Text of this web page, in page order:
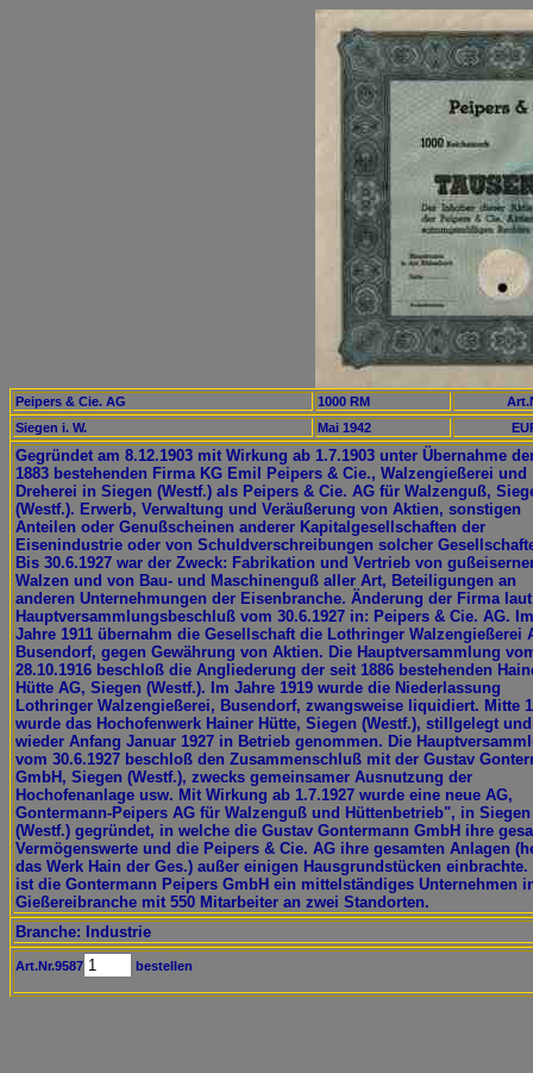
Peipers & Cie. AG 1000 RM
Siegen i. W.
Mai 1942
Gegründet am 8.12.1903 mit Wirkung ab 1.7.1903 unter Übernahme
1883 bestehenden Firma KG Emil Peipers & Cie., Walzengießerei und
Dreherei in Siegen (Westf.) als Peipers & Cie. AG für Walzenguß,
(Westf.). Erwerb, Verwaltung und Veräußerung von Aktien, sonstigen
Anteilen oder Genußscheinen anderer Kapitalgesellschaften der
Eisenindustrie oder von Schuldverschreibungen solcher
Bis 30.6.1927 war der Zweck: Fabrikation und Vertrieb von
Walzen und von Bau- und Maschinenguß aller Art, Beteiligungen an
anderen Unternehmungen der Eisenbranche. Änderung der Firma laut
Hauptversammlungsbeschluß vom 30.6.1927 in: Peipers & Cie. AG. Im
Jahre 1911 übernahm die Gesellschaft die Lothringer Walzengießerei
Busendorf, gegen Gewährung von Aktien. Die Hauptversammlung
28.10.1916 beschloß die Angliederung der seit 1886 bestehenden
Hütte AG, Siegen (Westf.). Im Jahre 1919 wurde die Niederlassung
Lothringer Walzengießerei, Busendorf, zwangsweise liquidiert. Mitte
wurde das Hochofenwerk Hainer Hütte, Siegen (Westf.), stillgelegt
wieder Anfang Januar 1927 in Betrieb genommen. Die
vom 30.6.1927 beschloß den Zusammenschluß mit der Gustav
GmbH, Siegen (Westf.), zwecks gemeinsamer Ausnutzung der
Hochofenanlage usw. Mit Wirkung ab 1.7.1927 wurde eine neue AG,
Gontermann-Peipers AG für Walzenguß und Hüttenbetrieb", in Siegen
(Westf.) gegründet, in welche die Gustav Gontermann GmbH ihre
Vermögenswerte und die Peipers & Cie. AG ihre gesamten Anlagen
das Werk Hain der Ges.) außer einigen Hausgrundstücken einbrachte.
ist die Gontermann Peipers GmbH ein mittelständiges Unternehmen
Gießereibranche mit 550 Mitarbeiter an zwei Standorten.
Branche: Industrie
Art.Nr.9587 bestellen